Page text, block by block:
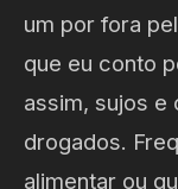
um por fora
que eu conto
assim, sujos e
drogados.
alimentar ou